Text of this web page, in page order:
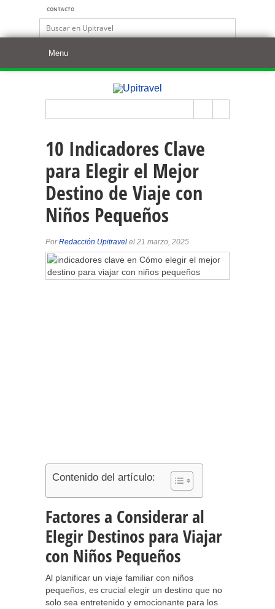
CONTACTO
10 Indicadores Clave
para Elegir el Mejor
Destino de Viaje con
Niños Pequeños
PorRedacción Upitravel el 21 marzo, 2025
Contenido del artículo:
Factores a Considerar al
Elegir Destinos para Viajar
con Niños Pequeños
Al planificar un viaje familiar con niños
pequeños, es crucial elegir un destino que no
solo sea entretenido y emocionante para los